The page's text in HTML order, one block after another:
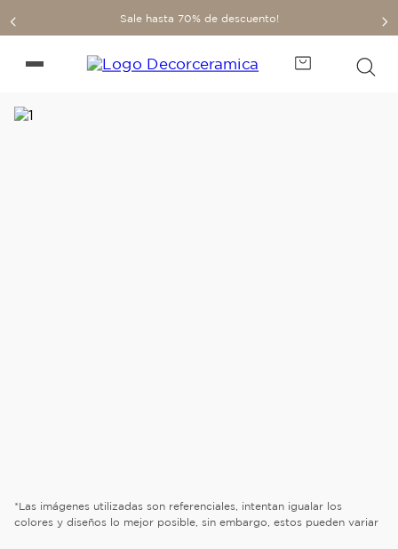
Sale hasta 70% de descuento!
*Las imágenes utilizadas son referenciales, intentan igualar los
colores y diseños lo mejor posible, sin embargo, estos pueden variar